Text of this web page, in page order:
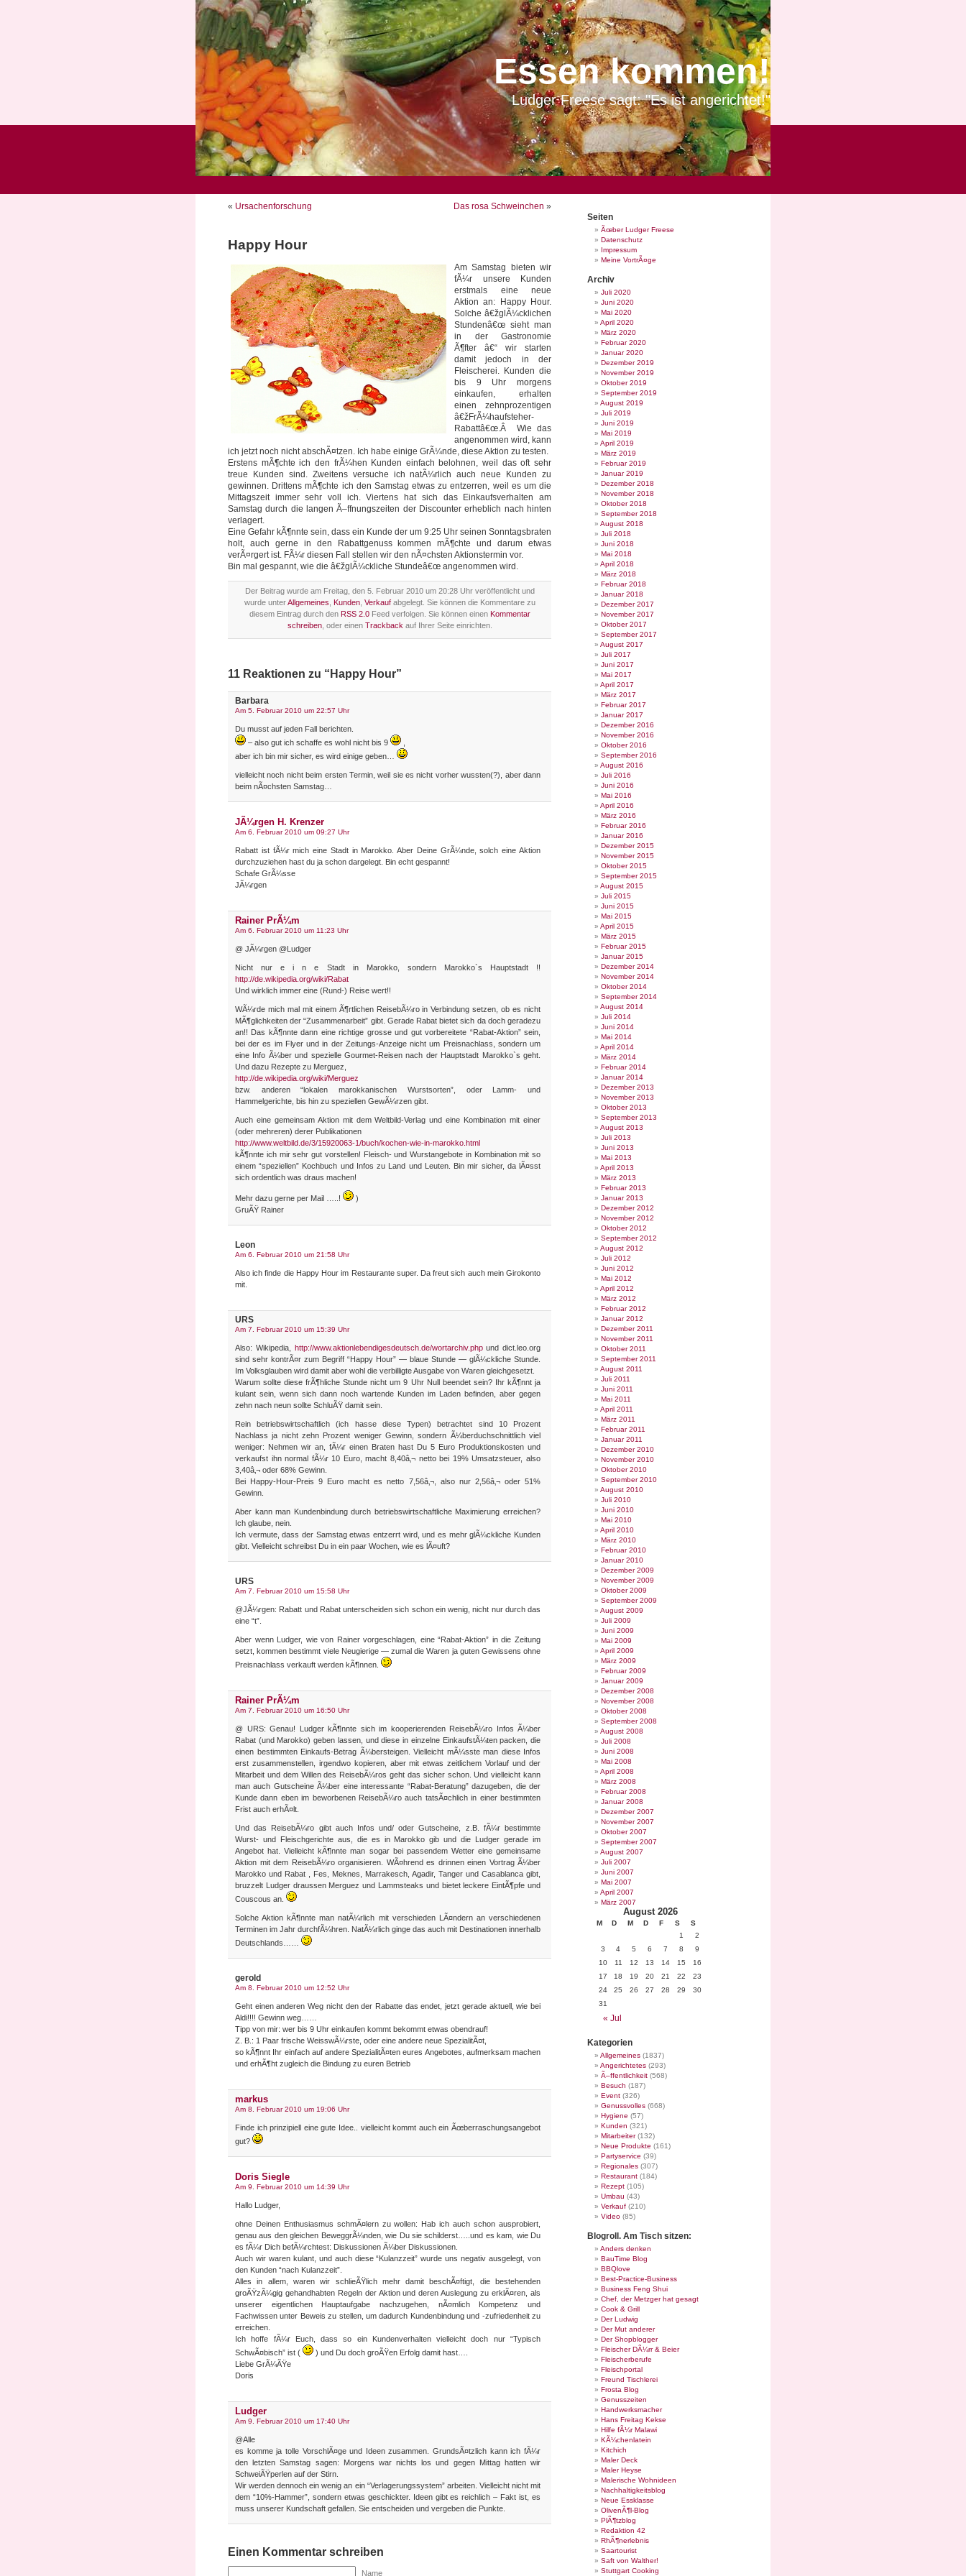
Essen kommen!
Ludger Freese sagt: "Es ist angerichtet!"
« Ursachenforschung Das rosa Schweinchen »
Happy Hour
Am Samstag bieten wir
fÃ¼r unsere Kunden
erstmals eine neue
Aktion an: Happy Hour.
Solche â€žglÃ¼cklichen
Stundenâ€œ sieht man
in der Gastronomie
Ã¶fter â€“ wir starten
damit jedoch in der
Fleischerei. Kunden die
bis 9 Uhr morgens
einkaufen, erhalten
einen zehnprozentigen
â€žFrÃ¼haufsteher-
Rabattâ€œ.Â Wie das
angenommen wird, kann
ich jetzt noch nicht abschÃ¤tzen. Ich habe einige GrÃ¼nde, diese Aktion zu testen.
Erstens mÃ¶chte ich den frÃ¼hen Kunden einfach belohnen, weil das oft sehr
treue Kunden sind. Zweitens versuche ich natÃ¼rlich auch neue Kunden zu
gewinnen. Drittens mÃ¶chte ich den Samstag etwas zu entzerren, weil es um die
Mittagszeit immer sehr voll ich. Viertens hat sich das Einkaufsverhalten am
Samstag durch die langen Ã–ffnungszeiten der Discounter erheblich nach hinten
verlagert.
Eine Gefahr kÃ¶nnte sein, dass ein Kunde der um 9:25 Uhr seinen Sonntagsbraten
holt, auch gerne in den Rabattgenuss kommen mÃ¶chte und darum etwas
verÃ¤rgert ist. FÃ¼r diesen Fall stellen wir den nÃ¤chsten Aktionstermin vor.
Bin mal gespannt, wie die â€žglÃ¼ckliche Stundeâ€œ angenommen wird.
Der Beitrag wurde am Freitag, den 5. Februar 2010 um 20:28 Uhr veröffentlicht und
wurde unterAllgemeines Kunden, Verkaufabgelegt. Sie können die Kommentare zu
diesem Eintrag durch den RSS 2.0Feed verfolgen. Sie können einen Kommentar
schreiben, oder einen Trackback auf Ihrer Seite einrichten.
11 Reaktionen zu “Happy Hour”
Barbara
Am 5. Februar 2010 um 22:57 Uhr
Du musst auf jeden Fall berichten.
– also gut ich schaffe es wohl nicht bis 9
aber ich bin mir sicher, es wird einige geben…
vielleicht noch nicht beim ersten Termin, weil sie es nicht vorher wussten(?), aber dann
beim nÃ¤chsten Samstag…
JÃ¼rgen H. Krenzer
Am 6. Februar 2010 um 09:27 Uhr
Rabatt ist fÃ¼r mich eine Stadt in Marokko. Aber Deine GrÃ¼nde, solch eine Aktion
durchzuziehen hast du ja schon dargelegt. Bin echt gespannt!
Schafe GrÃ¼sse
JÃ¼rgen
Rainer PrÃ¼m
Am 6. Februar 2010 um 11:23 Uhr
@ JÃ¼rgen @Ludger
Nicht nur e i n e Stadt in Marokko, sondern Marokko`s Hauptstadt !!
http://de.wikipedia.org/wiki/Rabat
Und wirklich immer eine (Rund-) Reise wert!!
WÃ¼rde mich mal mit einem Ã¶rtlichen ReisebÃ¼ro in Verbindung setzen, ob es nicht
MÃ¶glichkeiten der “Zusammenarbeit” gibt. Gerade Rabat bietet sich da doch geradezu
an!! Das kÃ¶nnte dann eine richtige grosse und gut vorbereitete “Rabat-Aktion” sein,
bei der es im Flyer und in der Zeitungs-Anzeige nicht um Preisnachlass, sondern um
eine Info Ã¼ber und spezielle Gourmet-Reisen nach der Hauptstadt Marokko`s geht.
Und dazu Rezepte zu Merguez,
http://de.wikipedia.org/wiki/Merguez
bzw. anderen “lokalen marokkanischen Wurstsorten”, oder Lamm- und
Hammelgerichte, bis hin zu speziellen GewÃ¼rzen gibt.
Auch eine gemeinsam Aktion mit dem Weltbild-Verlag und eine Kombination mit einer
(oder mehreren) derer Publikationen
http://www.weltbild.de/3/15920063-1/buch/kochen-wie-in-marokko.html
kÃ¶nnte ich mir sehr gut vorstellen! Fleisch- und Wurstangebote in Kombination mit so
einem “speziellen” Kochbuch und Infos zu Land und Leuten. Bin mir sicher, da lÃ¤sst
sich ordentlich was draus machen!
Mehr dazu gerne per Mail …..!
)
GruÃŸ Rainer
Leon
Am 6. Februar 2010 um 21:58 Uhr
Also ich finde die Happy Hour im Restaurante super. Da freut sich auch mein Girokonto
mit.
URS
Am 7. Februar 2010 um 15:39 Uhr
Also: Wikipedia, http://www.aktionlebendigesdeutsch.de/wortarchiv.phpund dict.leo.org
sind sehr kontrÃ¤r zum Begriff “Happy Hour” — blaue Stunde — glÃ¼ckliche Stunde.
Im Volksglauben wird damit aber wohl die verbilligte Ausgabe von Waren gleichgesetzt.
Warum sollte diese frÃ¶hliche Stunde nicht um 9 Uhr Null beendet sein? Ihr kÃ¶nnt ja
kulant sein, wenn sich dann noch wartende Kunden im Laden befinden, aber gegen
zehn nach neun sollte SchluÃŸ damit sein.
Rein betriebswirtschaftlich (ich hasse diese Typen) betrachtet sind 10 Prozent
Nachlass ja nicht zehn Prozent weniger Gewinn, sondern Ã¼berduchschnittlich viel
weniger: Nehmen wir an, fÃ¼r einen Braten hast Du 5 Euro Produktionskosten und
verkaufst ihn normal fÃ¼r 10 Euro, macht 8,40â‚¬ netto bei 19% Umsatzsteuer, also
3,40â‚¬ oder 68% Gewinn.
Bei Happy-Hour-Preis 9 Euro macht es netto 7,56â‚¬, also nur 2,56â‚¬ oder 51%
Gewinn.
Aber kann man Kundenbindung durch betriebswirtschaftliche Maximierung erreichen?
Ich glaube, nein.
Ich vermute, dass der Samstag etwas entzerrt wird, und es mehr glÃ¼ckliche Kunden
gibt. Vielleicht schreibst Du in ein paar Wochen, wie es lÃ¤uft?
URS
Am 7. Februar 2010 um 15:58 Uhr
@JÃ¼rgen: Rabatt und Rabat unterscheiden sich schon ein wenig, nicht nur durch das
eine “t”.
Aber wenn Ludger, wie von Rainer vorgeschlagen, eine “Rabat-Aktion” in die Zeitung
setzt, kommen bestimmt viele Neugierige — zumal die Waren ja guten Gewissens ohne
Preisnachlass verkauft werden kÃ¶nnen.
Rainer PrÃ¼m
Am 7. Februar 2010 um 16:50 Uhr
@ URS: Genau! Ludger kÃ¶nnte sich im kooperierenden ReisebÃ¼ro Infos Ã¼ber
Rabat (und Marokko) geben lassen, und diese in einzelne EinkaufstÃ¼ten packen, die
einen bestimmten Einkaufs-Betrag Ã¼bersteigen. Vielleicht mÃ¼sste man diese Infos
erst zusammenstellen, irgendwo kopieren, aber mit etwas zeitlichem Vorlauf und der
Mitarbeit und dem Willen des ReisebÃ¼ros geht das sicher schon. Und vielleicht kann
man auch Gutscheine Ã¼ber eine interessante “Rabat-Beratung” dazugeben, die der
Kunde dann eben im beworbenen ReisebÃ¼ro auch tatsÃ¤chlich in einer bestimmten
Frist auch erhÃ¤lt.
Und das ReisebÃ¼ro gibt auch Infos und/ oder Gutscheine, z.B. fÃ¼r bestimmte
Wurst- und Fleischgerichte aus, die es in Marokko gib und die Ludger gerade im
Angebot hat. Vielleicht kÃ¶nnte man sogar bei passendem Wetter eine gemeinsame
Aktion mit dem ReisebÃ¼ro organisieren. WÃ¤hrend es drinnen einen Vortrag Ã¼ber
Marokko und Rabat , Fes, Meknes, Marrakesch, Agadir, Tanger und Casablanca gibt,
bruzzelt Ludger draussen Merguez und Lammsteaks und bietet leckere EintÃ¶pfe und
Couscous an.
Solche Aktion kÃ¶nnte man natÃ¼rlich mit verschieden LÃ¤ndern an verschiedenen
Terminen im Jahr durchfÃ¼hren. NatÃ¼rlich ginge das auch mit Destinationen innerhalb
Deutschlands……
gerold
Am 8. Februar 2010 um 12:52 Uhr
Geht einen anderen Weg nicht den der Rabatte das endet, jetzt gerade aktuell, wie bei
Aldi!!!! Gewinn weg……
Tipp von mir: wer bis 9 Uhr einkaufen kommt bekommt etwas obendrauf!
Z. B.: 1 Paar frische WeisswÃ¼rste, oder eine andere neue SpezialitÃ¤t,
so kÃ¶nnt Ihr einfach auf andere SpezialitÃ¤ten eures Angebotes, aufmerksam machen
und erhÃ¶ht zugleich die Bindung zu euren Betrieb
markus
Am 8. Februar 2010 um 19:06 Uhr
Finde ich prinzipiell eine gute Idee.. vielleicht kommt auch ein Ãœberraschungsangebot
gut?
Doris Siegle
Am 9. Februar 2010 um 14:39 Uhr
Hallo Ludger,
ohne Deinen Enthusiasmus schmÃ¤lern zu wollen: Hab ich auch schon ausprobiert,
genau aus den gleichen BeweggrÃ¼nden, wie Du sie schilderst…..und es kam, wie Du
es fÃ¼r Dich befÃ¼rchtest: Diskussionen Ã¼ber Diskussionen.
Auch wir waren kulant, und auch diese “Kulanzzeit” wurde uns negativ ausgelegt, von
den Kunden “nach Kulanzzeit”.
Alles in allem, waren wir schlieÃŸlich mehr damit beschÃ¤ftigt, die bestehenden
groÃŸzÃ¼gig gehandhabten Regeln der Aktion und deren Auslegung zu erklÃ¤ren, als
unserer eigentlichen Hauptaufgabe nachzugehen, nÃ¤mlich Kompetenz und
Fachwissen unter Beweis zu stellen, um dadurch Kundenbindung und -zufriedenheit zu
erreichen.
Ich hoffe fÃ¼r Euch, dass so ein Kundenverhalten vielleicht doch nur “Typisch
SchwÃ¤bisch” ist (
) und Du doch groÃŸen Erfolg damit hast….
Liebe GrÃ¼ÃŸe
Doris
Ludger
Am 9. Februar 2010 um 17:40 Uhr
@Alle
es komme ja tolle VorschlÃ¤ge und Ideen zusammen. GrundsÃ¤tzlich kann ich fÃ¼r
den letzten Samstag sagen: Morgens war nichts los und gegen Mittag hatten wir
SchweiÃŸperlen auf der Stirn.
Wir werden dennoch ein wenig an ein “Verlagerungssystem” arbeiten. Vielleicht nicht mit
dem “10%-Hammer”, sondern etwas geschickter. Ideen gibt es reichlich – Fakt ist, es
muss unserer Kundschaft gefallen. Sie entscheiden und vergeben die Punkte.
Einen Kommentar schreiben
Name
Seiten
Ãœber Ludger Freese
Datenschutz
Impressum
Meine VortrÃ¤ge
Archiv
Juli 2020
Juni 2020
Mai 2020
April 2020
März 2020
Februar 2020
Januar 2020
Dezember 2019
November 2019
Oktober 2019
September 2019
August 2019
Juli 2019
Juni 2019
Mai 2019
April 2019
März 2019
Februar 2019
Januar 2019
Dezember 2018
November 2018
Oktober 2018
September 2018
August 2018
Juli 2018
Juni 2018
Mai 2018
April 2018
März 2018
Februar 2018
Januar 2018
Dezember 2017
November 2017
Oktober 2017
September 2017
August 2017
Juli 2017
Juni 2017
Mai 2017
April 2017
März 2017
Februar 2017
Januar 2017
Dezember 2016
November 2016
Oktober 2016
September 2016
August 2016
Juli 2016
Juni 2016
Mai 2016
April 2016
März 2016
Februar 2016
Januar 2016
Dezember 2015
November 2015
Oktober 2015
September 2015
August 2015
Juli 2015
Juni 2015
Mai 2015
April 2015
März 2015
Februar 2015
Januar 2015
Dezember 2014
November 2014
Oktober 2014
September 2014
August 2014
Juli 2014
Juni 2014
Mai 2014
April 2014
März 2014
Februar 2014
Januar 2014
Dezember 2013
November 2013
Oktober 2013
September 2013
August 2013
Juli 2013
Juni 2013
Mai 2013
April 2013
März 2013
Februar 2013
Januar 2013
Dezember 2012
November 2012
Oktober 2012
September 2012
August 2012
Juli 2012
Juni 2012
Mai 2012
April 2012
März 2012
Februar 2012
Januar 2012
Dezember 2011
November 2011
Oktober 2011
September 2011
August 2011
Juli 2011
Juni 2011
Mai 2011
April 2011
März 2011
Februar 2011
Januar 2011
Dezember 2010
November 2010
Oktober 2010
September 2010
August 2010
Juli 2010
Juni 2010
Mai 2010
April 2010
März 2010
Februar 2010
Januar 2010
Dezember 2009
November 2009
Oktober 2009
September 2009
August 2009
Juli 2009
Juni 2009
Mai 2009
April 2009
März 2009
Februar 2009
Januar 2009
Dezember 2008
November 2008
Oktober 2008
September 2008
August 2008
Juli 2008
Juni 2008
Mai 2008
April 2008
März 2008
Februar 2008
Januar 2008
Dezember 2007
November 2007
Oktober 2007
September 2007
August 2007
Juli 2007
Juni 2007
Mai 2007
April 2007
März 2007
August 2026
M D M D F S S
« Jul
1
2
3
4 5 6 7 8
9
10
11 12 13 14 15
16
17
18 19 20 21 22
23
24
25 26 27 28 29
30
31
Kategorien
Allgemeines (1837)
Angerichtetes (293)
Ã–ffentlichkeit (568)
Besuch (187)
Event (326)
Genussvolles (668)
Hygiene (57)
Kunden (321)
Mitarbeiter(132)
Neue Produkte (161)
Partyservice (39)
Regionales (307)
Restaurant (184)
Rezept (105)
Umbau (43)
Verkauf (210)
Video (85)
Blogroll. Am Tisch sitzen:
Anders denken
BauTime Blog
BBQlove
Best-Practice-Business
Business Feng Shui
Chef, der Metzger hat gesagt
Cook & Grill
Der Ludwig
Der Mut anderer
Der Shopblogger
Fleischer DÃ¼rr & Beier
Fleischerberufe
Fleischportal
Freund Tischlerei
Frosta Blog
Genusszeiten
Handwerksmacher
Hans Freitag Kekse
Hilfe fÃ¼r Malawi
KÃ¼chenlatein
Kitchich
Maler Deck
Maler Heyse
Malerische Wohnideen
Nachhaltigkeitsblog
Neue Essklasse
OlivenÃ¶l-Blog
PlÃ¶tzblog
Redaktion 42
RhÃ¶nerlebnis
Saartourist
Saft von Walther!
Stuttgart Cooking